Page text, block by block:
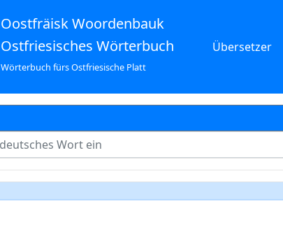
Oostfräisk Woordenbauk
Ostfriesisches Wörterbuch
Wörterbuch fürs Ostfriesische Platt
Übersetzer